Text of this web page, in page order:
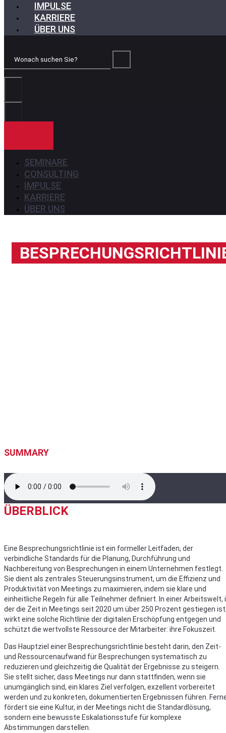
IMPULSE
KARRIERE
ÜBER UNS
Wonach
Sie?
SEMINARE
CONSULTING
IMPULSE
KARRIERE
ÜBER UNS
SUMMARY
ÜBERBLICK
Eine Besprechungsrichtlinie ist ein formeller Leitfaden, der
verbindliche Standards für die Planung, Durchführung und
Nachbereitung von Besprechungen in einem Unternehmen festlegt.
Sie dient als zentrales Steuerungsinstrument, um die Effizienz und
Produktivität von Meetings zu maximieren, indem sie klare und
einheitliche Regeln für alle Teilnehmer definiert. In einer Arbeitswelt,
der die Zeit in Meetings seit 2020 um über 250 Prozent gestiegen
wirkt eine solche Richtlinie der digitalen Erschöpfung entgegen und
schützt die wertvollste Ressource der Mitarbeiter: ihre Fokuszeit.
Das Hauptziel einer Besprechungsrichtlinie besteht darin, den Zeit-
und Ressourcenaufwand für Besprechungen systematisch zu
reduzieren und gleichzeitig die Qualität der Ergebnisse zu steigern.
Sie stellt sicher, dass Meetings nur dann stattfinden, wenn sie
unumgänglich sind, ein klares Ziel verfolgen, exzellent vorbereitet
werden und zu konkreten, dokumentierten Ergebnissen führen.
fördert sie eine Kultur, in der Meetings nicht die Standardlösung,
sondern eine bewusste Eskalationsstufe für komplexe
Abstimmungen darstellen.